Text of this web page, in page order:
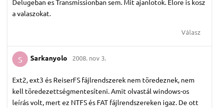
Delugeban es Transmissionban sem. Mit ajanlotok. Elore is kosz
a valaszokat.
Válasz
S Sarkanyolo 2008. nov 3.
Ext2, ext3 és ReiserFS fájlrendszerek nem töredeznek, nem
kell töredezettségmentesíteni. Amit olvastál windows-os
leírás volt, mert ez NTFS és FAT fájlrendszereken igaz. De ott